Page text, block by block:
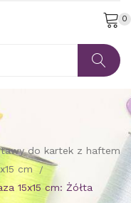
0
do kartek z haftem
cm
15x15 cm: Żółta